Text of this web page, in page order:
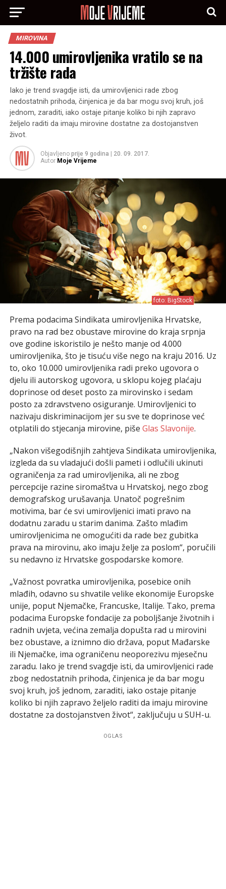
MIROVINA
14.000 umirovljenika vratilo se na
tržište rada
Iako je trend svagdje isti, da umirovljenici rade zbog
nedostatnih prihoda, činjenica je da bar mogu svoj kruh, još
jednom, zaraditi, iako ostaje pitanje koliko bi njih zapravo
željelo raditi da imaju mirovine dostatne za dostojanstven
život.
Objavljeno prije 9 godina
20. 09. 2017.
Autor Moje Vrijeme
foto: BigStock
Prema podacima Sindikata umirovljenika Hrvatske,
pravo na rad bez obustave mirovine do kraja srpnja
ove godine iskoristilo je nešto manje od 4.000
umirovljenika, što je tisuću više nego na kraju 2016. Uz
to, oko 10.000 umirovljenika radi preko ugovora o
djelu ili autorskog ugovora, u sklopu kojeg plaćaju
doprinose od deset posto za mirovinsko i sedam
posto za zdravstveno osiguranje. Umirovljenici to
nazivaju diskriminacijom jer su sve te doprinose već
otplatili do stjecanja mirovine, piše Glas Slavonije.
„Nakon višegodišnjih zahtjeva Sindikata umirovljenika,
izgleda da su vladajući došli pameti i odlučili ukinuti
ograničenja za rad umirovljenika, ali ne zbog
percepcije razine siromaštva u Hrvatskoj, nego zbog
demografskog urušavanja. Unatoč pogrešnim
motivima, bar će svi umirovljenici imati pravo na
dodatnu zaradu u starim danima. Zašto mlađim
umirovljenicima ne omogućiti da rade bez gubitka
prava na mirovinu, ako imaju želje za poslom“, poručili
su nedavno iz Hrvatske gospodarske komore.
„Važnost povratka umirovljenika, posebice onih
mlađih, odavno su shvatile velike ekonomije Europske
unije, poput Njemačke, Francuske, Italije. Tako, prema
podacima Europske fondacije za poboljšanje životnih i
radnih uvjeta, većina zemalja dopušta rad u mirovini
bez obustave, a iznimno dio država, poput Mađarske
ili Njemačke, ima ograničenu neoporezivu mjesečnu
zaradu. Iako je trend svagdje isti, da umirovljenici rade
zbog nedostatnih prihoda, činjenica je da bar mogu
svoj kruh, još jednom, zaraditi, iako ostaje pitanje
koliko bi njih zapravo željelo raditi da imaju mirovine
dostatne za dostojanstven život“, zaključuju u SUH-u.
OGLAS